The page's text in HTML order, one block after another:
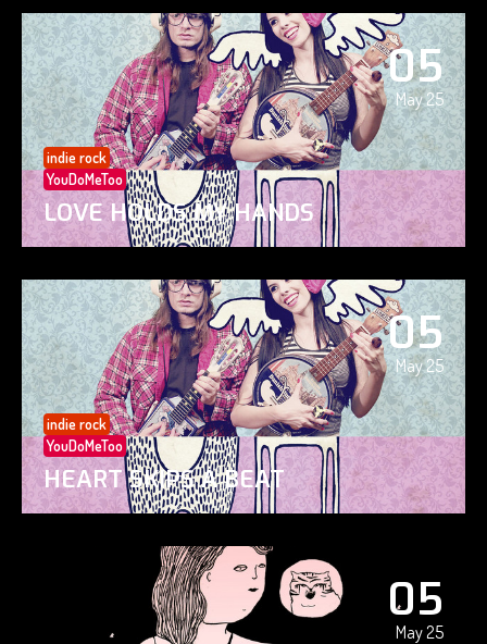
05
May 25
indie rock
YouDoMeToo
LOVE HOLDS MY HANDS
05
May 25
indie rock
YouDoMeToo
HEART SKIPS A BEAT
05
May 25